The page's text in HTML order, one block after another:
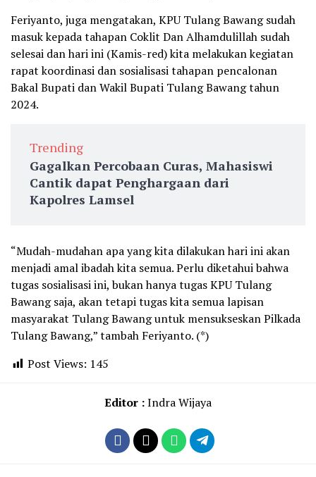
Feriyanto, juga mengatakan, KPU Tulang Bawang sudah
masuk kepada tahapan Coklit Dan Alhamdulillah sudah
selesai dan hari ini (Kamis-red) kita melakukan kegiatan
rapat koordinasi dan sosialisasi tahapan pencalonan
Bakal Bupati dan Wakil Bupati Tulang Bawang tahun
2024.
Trending
Gagalkan Percobaan Curas, Mahasiswi
Cantik dapat Penghargaan dari
Kapolres Lamsel
“Mudah-mudahan apa yang kita dilakukan hari ini akan
menjadi amal ibadah kita semua. Perlu diketahui bahwa
tugas sosialisasi ini, bukan hanya tugas KPU Tulang
Bawang saja, akan tetapi tugas kita semua lapisan
masyarakat Tulang Bawang untuk mensukseskan Pilkada
Tulang Bawang,” tambah Feriyanto. (*)
Post Views: 145
Editor :Indra Wijaya